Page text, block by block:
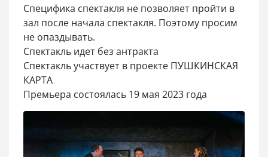
Специфика спектакля не позволяет пройти в
зал после начала спектакля. Поэтому просим
не опаздывать.
Спектакль идет без антракта
Спектакль участвует в проекте ПУШКИНСКАЯ
КАРТА
Премьера состоялась 19 мая 2023 года